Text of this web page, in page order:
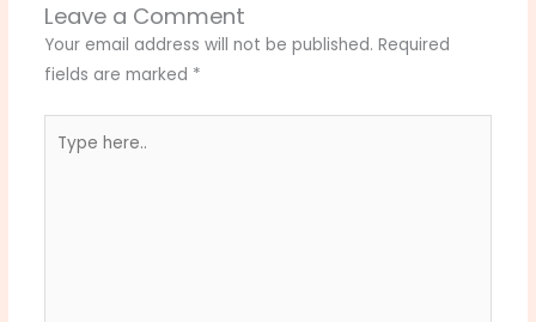
Leave a Comment
Your email address will not be published. Required
fields are marked *
here..